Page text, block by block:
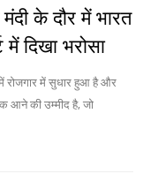
के दौर में भारत
में दिखा भरोसा
रोजगार में सुधार हुआ है और
आने की उम्मीद है, जो